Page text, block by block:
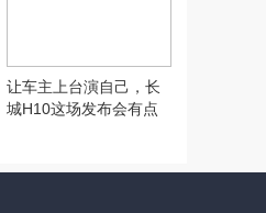
让车主上台演自己，长
城H10这场发布会有点